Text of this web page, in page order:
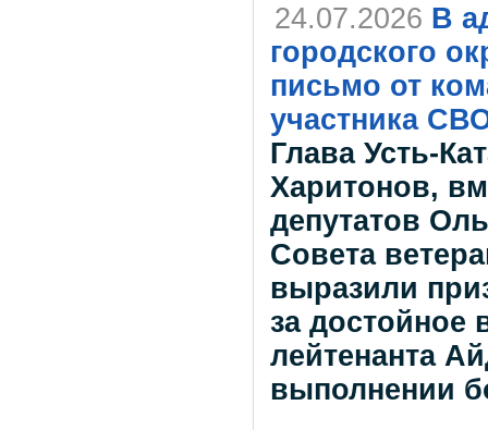
24.07.2026 В
городского
письмо от
участника
Глава Усть-
Харитонов,
депутатов
Совета
выразили
за достойное
лейтенанта
выполнении